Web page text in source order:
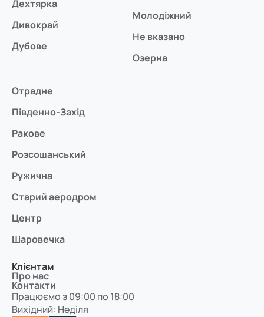
Дехтярка
Дивокрай
Дубове
Молодіжний
Не вказано
Озерна
Отрадне
Південно-Захід
Ракове
Розсошанський
Ружична
Старий аеродром
Центр
Шаровечка
Клієнтам
Про нас
Контакти
Працюємо з 09:00 по 18:00
Вихідний: Неділя